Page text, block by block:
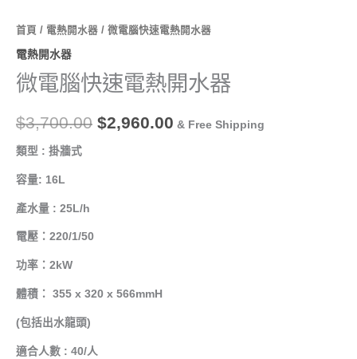
首頁 / 電熱開水器 / 微電腦快速電熱開水器
電熱開水器
微電腦快速電熱開水器
$3,700.00 $2,960.00 & Free Shipping
類型 : 掛牆式
容量: 16L
產水量 : 25L/h
電壓：220/1/50
功率：2kW
體積： 355 x 320 x 566mmH
(包括出水龍頭)
適合人數 : 40/人